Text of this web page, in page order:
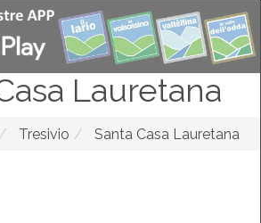
Lauretana
Tresivio Santa Casa Lauretana